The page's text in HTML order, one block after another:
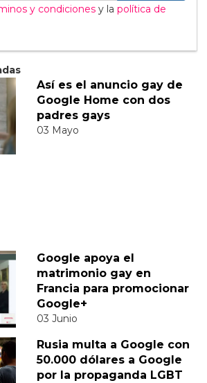
y condiciones y la política de
Así es el anuncio gay de
Google Home con dos
padres gays
03 Mayo
Google apoya el
matrimonio gay en
Francia para promocionar
Google+
03 Junio
Rusia multa a Google con
50.000 dólares a Google
por la propaganda LGBT